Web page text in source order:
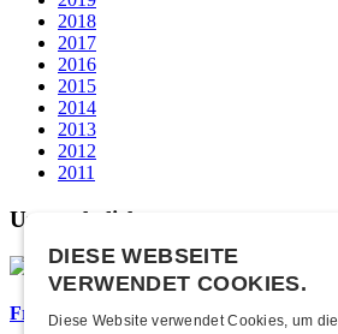
2018
2017
2016
2015
2014
2013
2012
2011
Unsere beliebtesten
Frisch bestätigt: 25 Jahre Elevenball
DIESE WEBSEITE
VERWENDET COOKIES.
Diese Website verwendet Cookies, um die